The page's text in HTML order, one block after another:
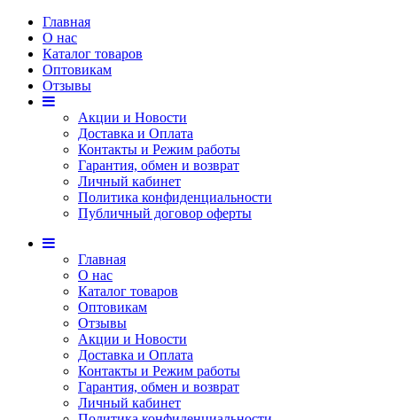
Главная
О нас
Каталог товаров
Оптовикам
Отзывы
Акции и Новости
Доставка и Оплата
Контакты и Режим работы
Гарантия, обмен и возврат
Личный кабинет
Политика конфиденциальности
Публичный договор оферты
Главная
О нас
Каталог товаров
Оптовикам
Отзывы
Акции и Новости
Доставка и Оплата
Контакты и Режим работы
Гарантия, обмен и возврат
Личный кабинет